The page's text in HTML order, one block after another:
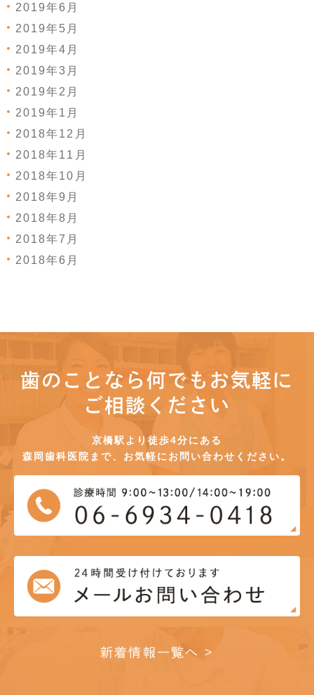
2019年6月
2019年5月
2019年4月
2019年3月
2019年2月
2019年1月
2018年12月
2018年11月
2018年10月
2018年9月
2018年8月
2018年7月
2018年6月
歯のことなら何でもお気軽に
ご相談ください
京橋駅より徒歩4分にある
森岡歯科医院まで、お気軽にお問い合わせください。
新着情報一覧へ >